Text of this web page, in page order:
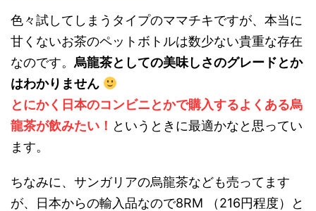
色々試してしまうタイプのママチキですが、本当に
甘くないお茶のペットボトルは数少ない貴重な存在
なのです。 烏龍茶としての美味しさのグレードとか
はわかりません
とにかく日本のコンビニとかで購入するよくある烏
龍茶が飲みたい！ というときに最適かなと思ってい
ます。
ちなみに、サンガリアの烏龍茶なども売ってます
が、日本からの輸入品なので8RM （216円程度）と